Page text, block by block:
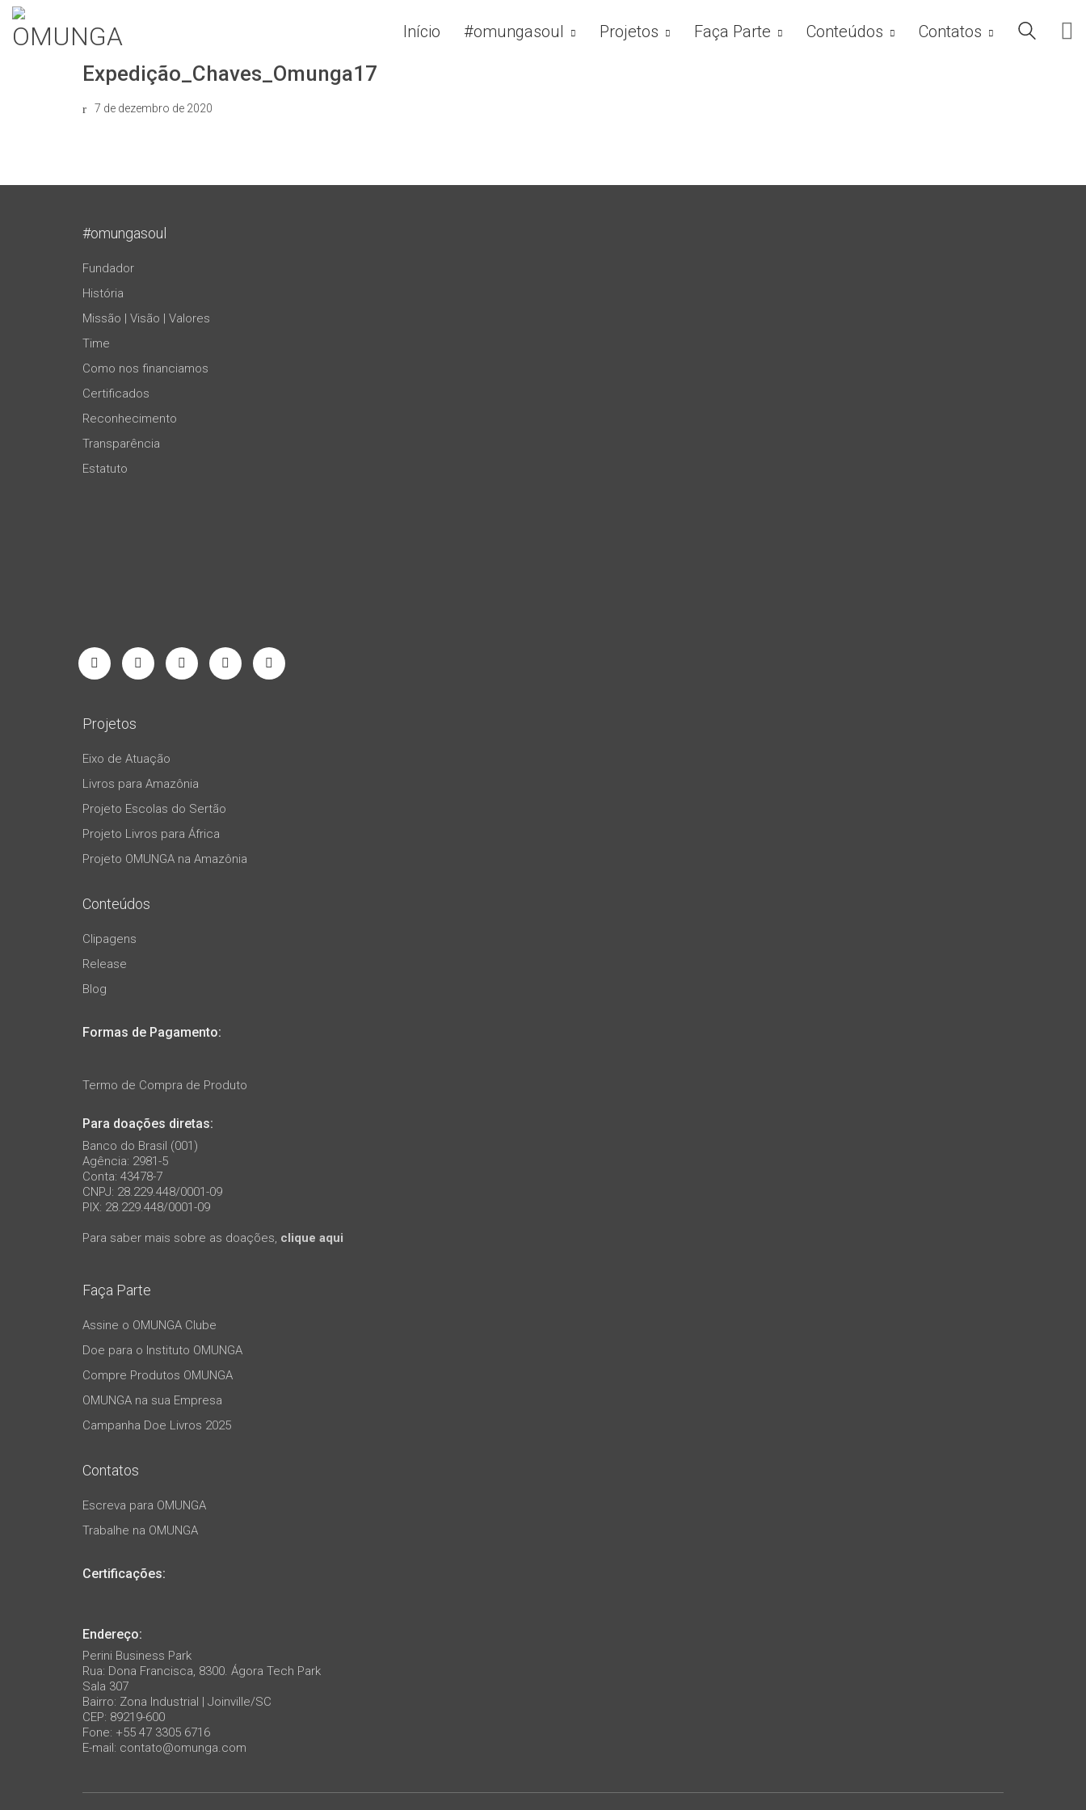
Início #omungasoul Projetos Faça Parte Conteúdos Contatos
Expedição_Chaves_Omunga17
7 de dezembro de 2020
#omungasoul
Fundador
História
Missão | Visão | Valores
Time
Como nos financiamos
Certificados
Reconhecimento
Transparência
Estatuto
Projetos
Eixo de Atuação
Livros para Amazônia
Projeto Escolas do Sertão
Projeto Livros para África
Projeto OMUNGA na Amazônia
Conteúdos
Clipagens
Release
Blog
Formas de Pagamento:
Termo de Compra de Produto
Para doações diretas:
Banco do Brasil (001)
Agência: 2981-5
Conta: 43478-7
CNPJ: 28.229.448/0001-09
PIX: 28.229.448/0001-09
Para saber mais sobre as doações, clique aqui
Faça Parte
Assine o OMUNGA Clube
Doe para o Instituto OMUNGA
Compre Produtos OMUNGA
OMUNGA na sua Empresa
Campanha Doe Livros 2025
Contatos
Escreva para OMUNGA
Trabalhe na OMUNGA
Certificações:
Endereço:
Perini Business Park
Rua: Dona Francisca, 8300. Ágora Tech Park
Sala 307
Bairro: Zona Industrial | Joinville/SC
CEP: 89219-600
Fone: +55 47 3305 6716
E-mail: contato@omunga.com